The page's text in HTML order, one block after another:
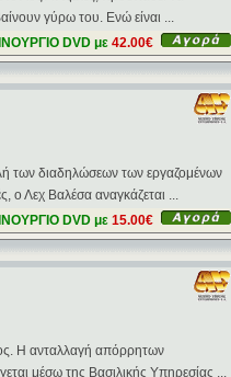
γύρω του. Ενώ είναι ...
DVD με 42.00€
των διαδηλώσεων των εργαζομένων
ο Λεχ Βαλέσα αναγκάζεται ...
DVD με 15.00€
Η ανταλλαγή απόρρητων
μέσω της Βασιλικής Υπηρεσίας ...